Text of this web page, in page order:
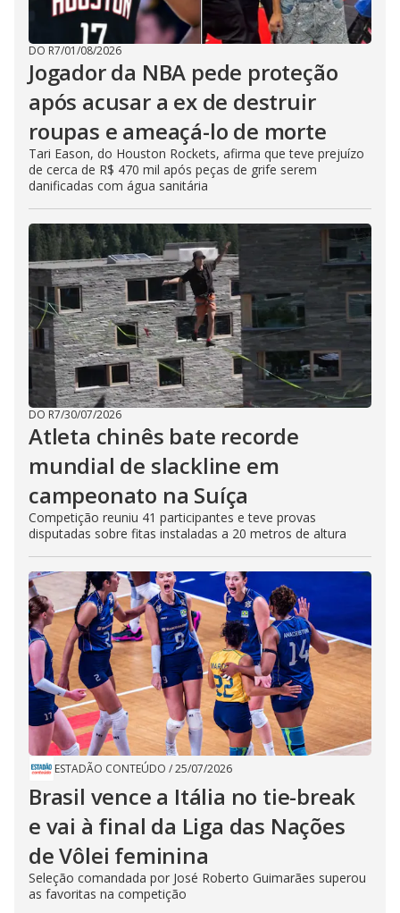
DO R7/01/08/2026
Jogador da NBA pede proteção
após acusar a ex de destruir
roupas e ameaçá-lo de morte
Tari Eason, do Houston Rockets, afirma que teve prejuízo
de cerca de R$ 470 mil após peças de grife serem
danificadas com água sanitária
DO R7/30/07/2026
Atleta chinês bate recorde
mundial de slackline em
campeonato na Suíça
Competição reuniu 41 participantes e teve provas
disputadas sobre fitas instaladas a 20 metros de altura
ESTADÃO CONTEÚDO /25/07/2026
Brasil vence a Itália no tie-break
e vai à final da Liga das Nações
de Vôlei feminina
Seleção comandada por José Roberto Guimarães superou
as favoritas na competição